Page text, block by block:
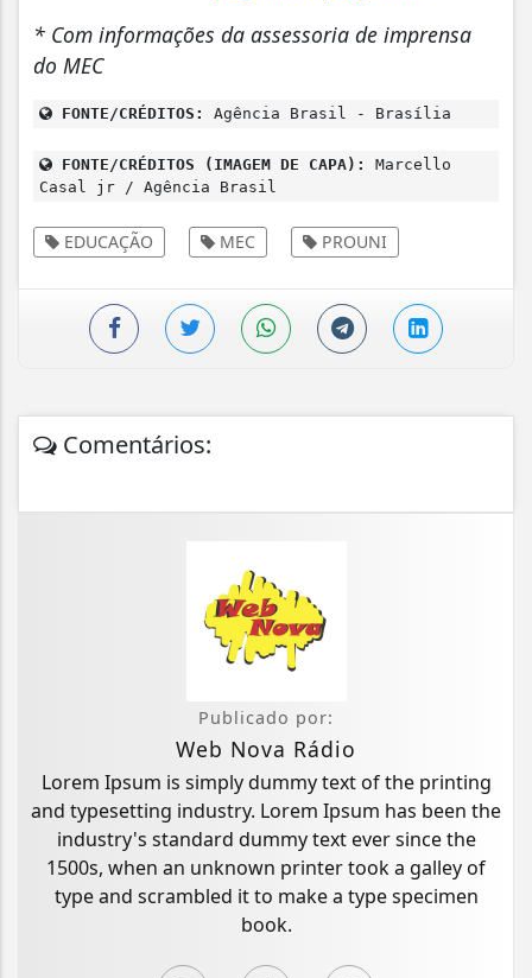
* Com informações da assessoria de imprensa
do MEC
FONTE/CRÉDITOS: Agência Brasil - Brasília
FONTE/CRÉDITOS (IMAGEM DE CAPA):
Marcello
Casal jr / Agência Brasil
EDUCAÇÃO MEC PROUNI
Comentários:
Publicado por:
Web Nova Rádio
Lorem Ipsum is simply dummy text of the printing
and typesetting industry. Lorem Ipsum has been the
industry's standard dummy text ever since the
1500s, when an unknown printer took a galley of
type and scrambled it to make a type specimen
book.